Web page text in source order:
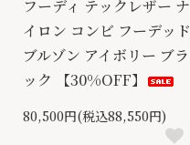
フーディ テックレザー ナ
イロン コンビ フーデッド
ブルゾン アイボリー ブラ
ック 【30%OFF】
80,500円(税込88,550円)